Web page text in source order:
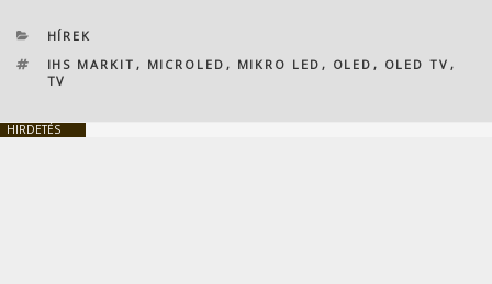
KATEGÓRIÁK
HÍREK
CÍMKÉK
IHS MARKIT , MICROLED , MIKRO LED , OLED , OLED TV ,
TV
HIRDETÉS